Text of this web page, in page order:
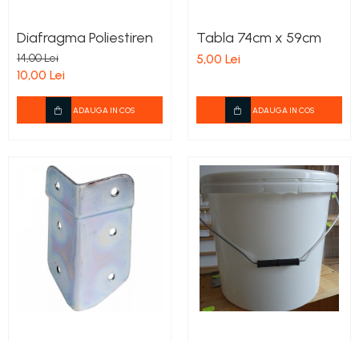
Diafragma Poliestiren
14,00 Lei
10,00 Lei
ADAUGA IN COS
Tabla 74cm x 59cm
5,00 Lei
ADAUGA IN COS